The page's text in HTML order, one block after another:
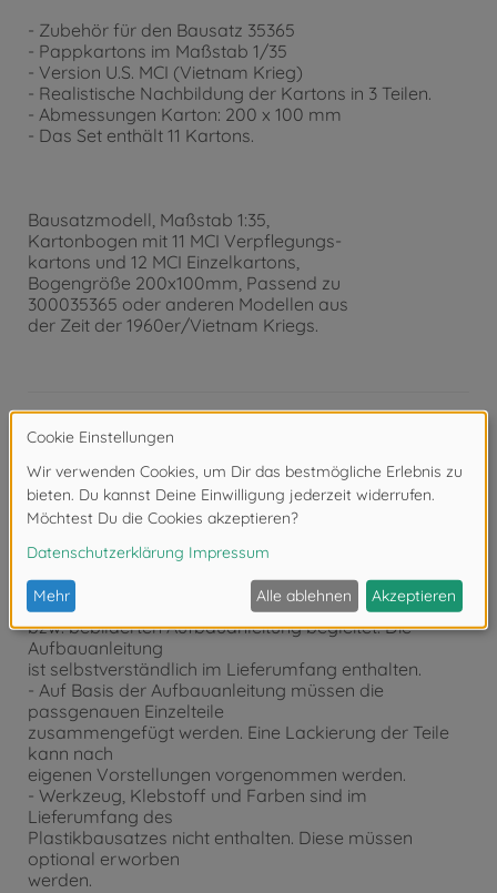
- Zubehör für den Bausatz 35365
- Pappkartons im Maßstab 1/35
- Version U.S. MCI (Vietnam Krieg)
- Realistische Nachbildung der Kartons in 3 Teilen.
- Abmessungen Karton: 200 x 100 mm
- Das Set enthält 11 Kartons.
Bausatzmodell, Maßstab 1:35,
Kartonbogen mit 11 MCI Verpflegungs-
kartons und 12 MCI Einzelkartons,
Bogengröße 200x100mm, Passend zu
300035365 oder anderen Modellen aus
der Zeit der 1960er/Vietnam Kriegs.
- Detaillierter Modellbausatz im Maßstab 1:35
- Der qualitativ hochwertige Bausatz von TAMIYA
muss in
Eigenregie montiert werden.
- Der selbstständige Aufbau wird mithilfe einer Schritt
für Schritt
bzw. bebilderten Aufbauanleitung begleitet. Die
Aufbauanleitung
ist selbstverständlich im Lieferumfang enthalten.
- Auf Basis der Aufbauanleitung müssen die
passgenauen Einzelteile
zusammengefügt werden. Eine Lackierung der Teile
kann nach
eigenen Vorstellungen vorgenommen werden.
- Werkzeug, Klebstoff und Farben sind im
Lieferumfang des
Plastikbausatzes nicht enthalten. Diese müssen
optional erworben
werden.